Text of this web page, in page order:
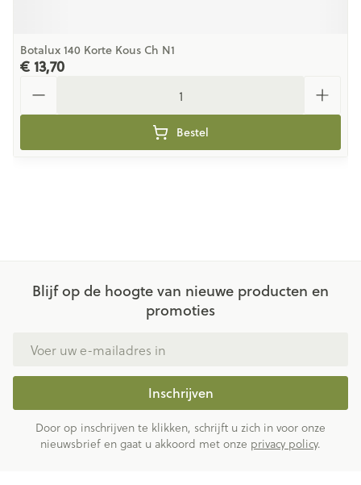
Botalux 140 Korte Kous Ch N1
€ 13,70
Bestel
Blijf op de hoogte van nieuwe producten en
promoties
Inschrijven
Door op inschrijven te klikken, schrijft u zich in voor onze
nieuwsbrief en gaat u akkoord met onze privacy policy.